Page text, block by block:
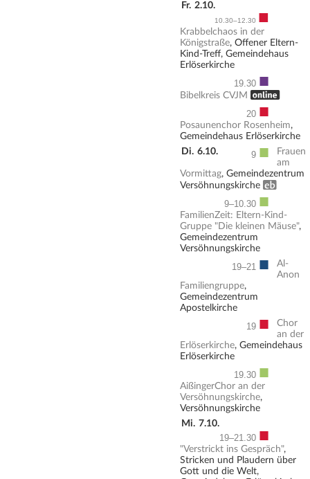
Fr. 2.10.
10.30–12.30 ■
Krabbelchaos in der
Königstraße, Offener Eltern-
Kind-Treff, Gemeindehaus
Erlöserkirche
19.30 ■
Bibelkreis CVJM
, ONLINE
20 ■
Posaunenchor Rosenheim,
Gemeindehaus Erlöserkirche
Di. 6.10. 9 ■
Frauen
am
Vormittag, Gemeindezentrum
Versöhnungskirche Erwachsenenbildung
9–10.30 ■
FamilienZeit: Eltern-Kind-
Gruppe "Die kleinen Mäuse",
Gemeindezentrum
Versöhnungskirche
19–21 ■
Al-
Anon
Familiengruppe,
Gemeindezentrum
Apostelkirche
19 ■
Chor
an der
Erlöserkirche, Gemeindehaus
Erlöserkirche
19.30 ■
AißingerChor an der
Versöhnungskirche,
Versöhnungskirche
Mi. 7.10.
19–21.30 ■
"Verstrickt ins Gespräch",
Stricken und Plaudern über
Gott und die Welt,